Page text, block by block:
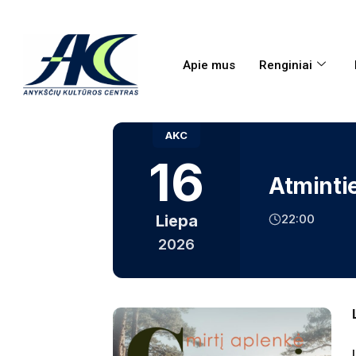
Apie mus Renginiai
AKC
16
Liepa
2026
22:00